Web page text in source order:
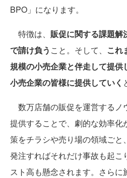
BPO」になります。
特徴は、 販促に関する課題
で請け負う こと。そして、 これ
規模の小売企業と伴走して提
小売企業の皆様に提供していく
数万店舗の販促を運営するノ
提供することで、劇的な効率化
策をチラシや売り場の領域ごと
発注すればそれだけ事故も起こ
スト高も懸念されます。さらに